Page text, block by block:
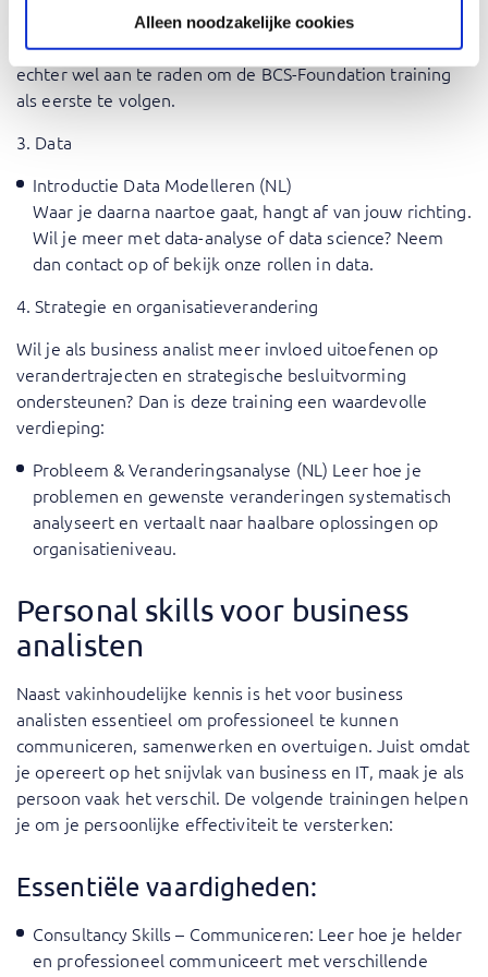
Alleen noodzakelijke cookies
geschikt voor elke business analist. Maar géén enkele
BCS-training is verplicht – je bepaalt zelf je route. Het is
echter wel aan te raden om de BCS-Foundation training
als eerste te volgen.
3. Data
Introductie Data Modelleren (NL)
Waar je daarna naartoe gaat, hangt af van jouw richting.
Wil je meer met data-analyse of data science? Neem
dan contact op of bekijk onze rollen in data.
4. Strategie en organisatieverandering
Wil je als business analist meer invloed uitoefenen op
verandertrajecten en strategische besluitvorming
ondersteunen? Dan is deze training een waardevolle
verdieping:
Probleem & Veranderingsanalyse (NL) Leer hoe je
problemen en gewenste veranderingen systematisch
analyseert en vertaalt naar haalbare oplossingen op
organisatieniveau.
Personal skills voor business
analisten
Naast vakinhoudelijke kennis is het voor business
analisten essentieel om professioneel te kunnen
communiceren, samenwerken en overtuigen. Juist omdat
je opereert op het snijvlak van business en IT, maak je als
persoon vaak het verschil. De volgende trainingen helpen
je om je persoonlijke effectiviteit te versterken:
Essentiële vaardigheden:
Consultancy Skills – Communiceren: Leer hoe je helder
en professioneel communiceert met verschillende